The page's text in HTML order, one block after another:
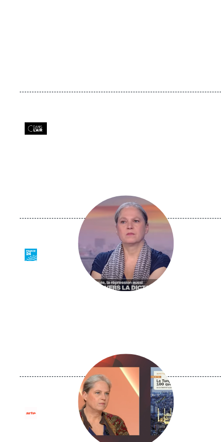
Logo
Logo
principale
médiatique
Logo
principale
médiatique